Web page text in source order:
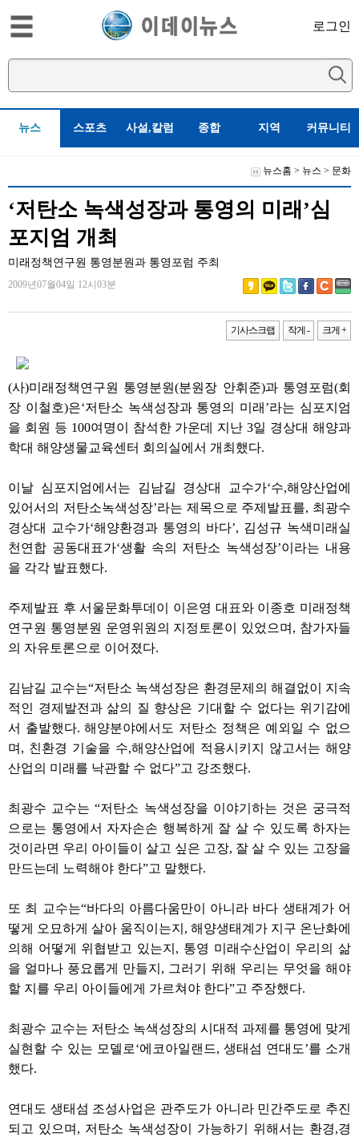
로그인
뉴스 스포츠 사설,칼럼 종합 지역 커뮤니티
뉴스홈 > 뉴스 > 문화
‘저탄소 녹색성장과 통영의 미래’심
포지엄 개최
미래정책연구원 통영분원과 통영포럼 주최
2009년07월04일 12시03분
기사스크랩 작게 - 크게 +
(사)미래정책연구원 통영분원(분원장 안휘준)과 통영포럼(회
장 이철호)은‘저탄소 녹색성장과 통영의 미래’라는 심포지엄
을 회원 등 100여명이 참석한 가운데 지난 3일 경상대 해양과
학대 해양생물교육센터 회의실에서 개최했다.
이날 심포지엄에서는 김남길 경상대 교수가‘수,해양산업에
있어서의 저탄소녹색성장’라는 제목으로 주제발표를, 최광수
경상대 교수가‘해양환경과 통영의 바다’, 김성규 녹색미래실
천연합 공동대표가‘생활 속의 저탄소 녹색성장’이라는 내용
을 각각 발표했다.
주제발표 후 서울문화투데이 이은영 대표와 이종호 미래정책
연구원 통영분원 운영위원의 지정토론이 있었으며, 참가자들
의 자유토론으로 이어졌다.
김남길 교수는“저탄소 녹색성장은 환경문제의 해결없이 지속
적인 경제발전과 삶의 질 향상은 기대할 수 없다는 위기감에
서 출발했다. 해양분야에서도 저탄소 정책은 예외일 수 없으
며, 친환경 기술을 수,해양산업에 적용시키지 않고서는 해양
산업의 미래를 낙관할 수 없다”고 강조했다.
최광수 교수는 “저탄소 녹색성장을 이야기하는 것은 궁극적
으로는 통영에서 자자손손 행복하게 잘 살 수 있도록 하자는
것이라면 우리 아이들이 살고 싶은 고장, 잘 살 수 있는 고장을
만드는데 노력해야 한다”고 말했다.
또 최 교수는“바다의 아름다움만이 아니라 바다 생태계가 어
떻게 오묘하게 살아 움직이는지, 해양생태계가 지구 온난화에
의해 어떻게 위협받고 있는지, 통영 미래수산업이 우리의 삶
을 얼마나 풍요롭게 만들지, 그러기 위해 우리는 무엇을 해야
할 지를 우리 아이들에게 가르쳐야 한다”고 주장했다.
최광수 교수는 저탄소 녹색성장의 시대적 과제를 통영에 맞게
실현할 수 있는 모델로‘에코아일랜드, 생태섬 연대도’를 소개
했다.
연대도 생태섬 조성사업은 관주도가 아니라 민간주도로 추진
되고 있으며, 저탄소 녹색성장이 가능하기 위해서는 환경,경